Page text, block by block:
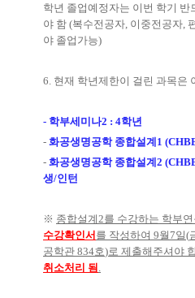
학년 졸업예정자는 이번 학기 반
야 함 (복수전공자 이중전공자
야 졸업가능)
6. 현재 학년제한이 걸린 과목은
- 학부세미나2 : 4학년
- 화공생명공학 종합설계1
- 화공생명공학 종합설계2
생/인턴
※ 종합설계 2를 수강하는 학부
수강확인서를 작성하여 9월 7일(
공학관 834호)로 제출해주셔야
취소처리 됨